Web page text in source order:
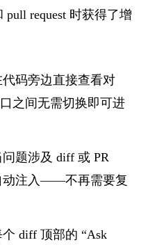
pull request 时获得了增
代码旁边直接查看对
之间无需切换即可进
问题涉及 diff 或 PR
动注入——不再需要复
个 diff 顶部的 “Ask